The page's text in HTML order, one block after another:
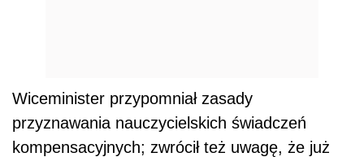
Wiceminister przypomniał zasady
przyznawania nauczycielskich świadczeń
kompensacyjnych; zwrócił też uwagę, że już